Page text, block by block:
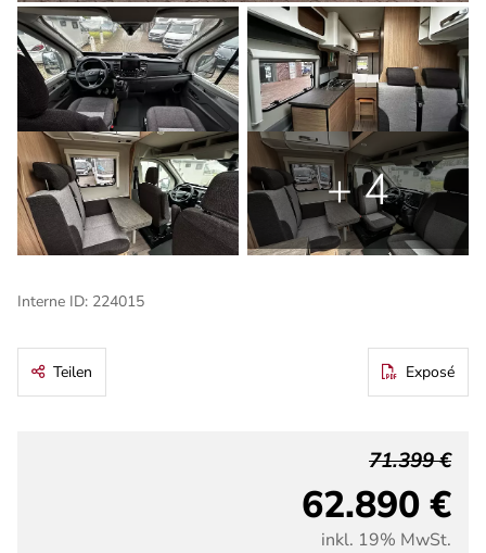
+ 4
Interne ID: 224015
Teilen Exposé
62.890 €
71.399 €
inkl. 19% MwSt.